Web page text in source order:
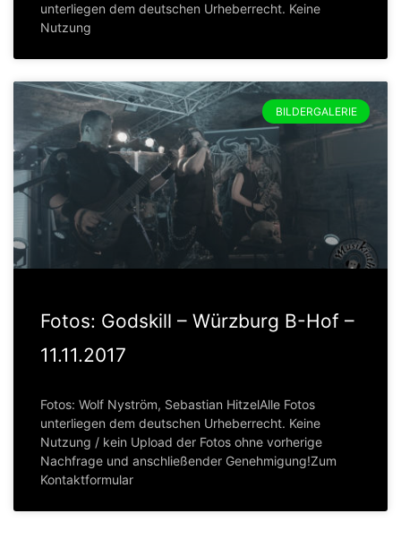
unterliegen dem deutschen Urheberrecht. Keine
Nutzung
BILDERGALERIE
Fotos: Godskill – Würzburg B-Hof –
11.11.2017
Fotos: Wolf Nyström, Sebastian HitzelAlle Fotos
unterliegen dem deutschen Urheberrecht. Keine
Nutzung / kein Upload der Fotos ohne vorherige
Nachfrage und anschließender Genehmigung!Zum
Kontaktformular